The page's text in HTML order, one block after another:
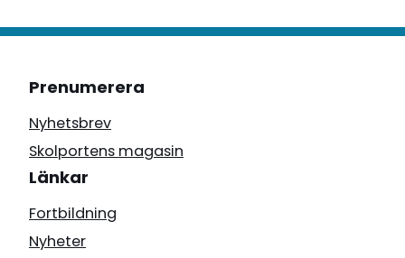
Prenumerera
Nyhetsbrev
Skolportens magasin
Länkar
Fortbildning
Nyheter